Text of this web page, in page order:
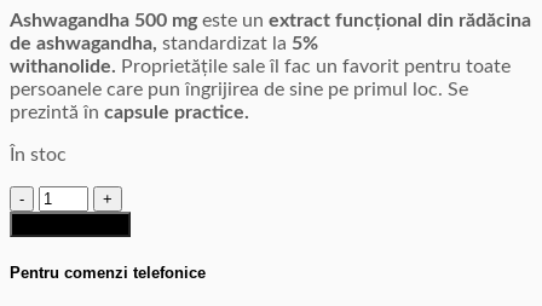
Ashwagandha 500 mgeste un extract funcțional din rădăcina
de ashwagandha, standardizat la 5%
withanolide. Proprietățile sale îl fac un favorit pentru toate
persoanele care pun îngrijirea de sine pe primul loc. Se
prezintă în capsule practice.
În stoc
Cantitate
Ashvagandha
-
60caps
Pentru comenzi telefonice